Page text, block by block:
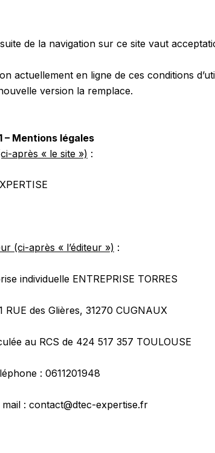
de la navigation sur ce site vaut
actuellement en ligne de ces conditions
version la remplace.
– Mentions légales
après « le site ») :
(ci-après « l’éditeur ») :
individuelle ENTREPRISE TORRES
RUE des Glières, 31270 CUGNAUX
au RCS de 424 517 357 TOULOUSE
: 0611201948
mail : contact@dtec-expertise.fr